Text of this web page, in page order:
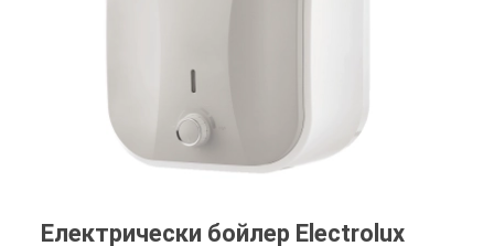
Електрически бойлер Electrolux